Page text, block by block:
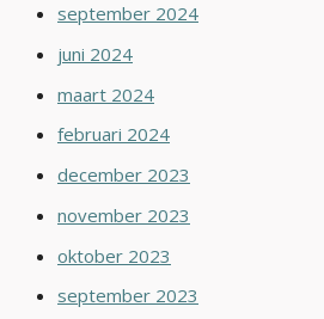
september 2024
juni 2024
maart 2024
februari 2024
december 2023
november 2023
oktober 2023
september 2023